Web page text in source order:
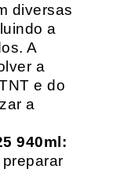
diversas
a
A
a
e do
a
940ml: